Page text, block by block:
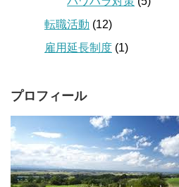
転職活動 (12)
雇用延長制度 (1)
プロフィール